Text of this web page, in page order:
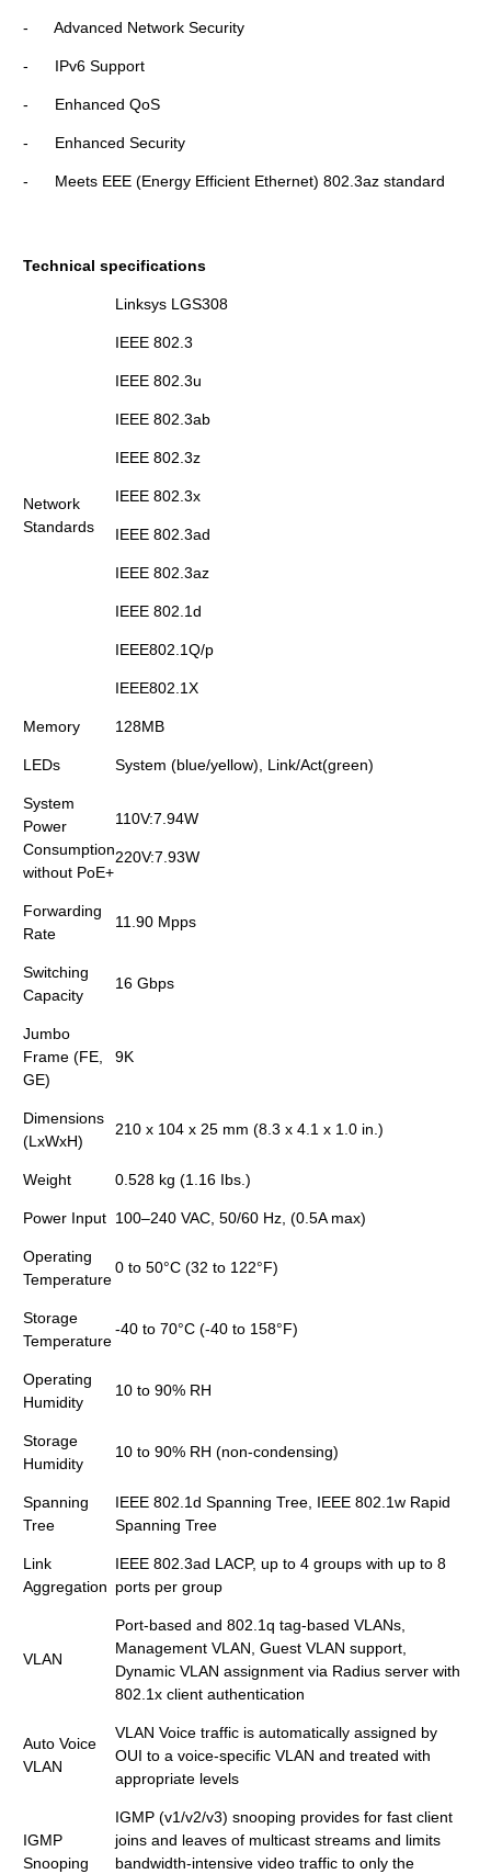
- Advanced Network Security
- IPv6 Support
- Enhanced QoS
- Enhanced Security
- Meets EEE (Energy Efficient Ethernet) 802.3az standard
Technical specifications
Linksys LGS308
Network
Standards
IEEE 802.3
IEEE 802.3u
IEEE 802.3ab
IEEE 802.3z
IEEE 802.3x
IEEE 802.3ad
IEEE 802.3az
IEEE 802.1d
IEEE802.1Q/p
IEEE802.1X
Memory 128MB
LEDs System (blue/yellow), Link/Act(green)
System
Power
Consumption
without PoE+
110V:7.94W
220V:7.93W
Forwarding
Rate
11.90 Mpps
Switching
Capacity
16 Gbps
Jumbo
Frame (FE,
GE)
9K
Dimensions
(LxWxH)
210 x 104 x 25 mm (8.3 x 4.1 x 1.0 in.)
Weight 0.528 kg (1.16 Ibs.)
Power Input 100–240 VAC, 50/60 Hz, (0.5A max)
Operating
Temperature
0 to 50°C (32 to 122°F)
Storage
Temperature
-40 to 70°C (-40 to 158°F)
Operating
Humidity
10 to 90% RH
Storage
Humidity
10 to 90% RH (non-condensing)
Spanning
Tree
IEEE 802.1d Spanning Tree, IEEE 802.1w Rapid
Spanning Tree
Link
Aggregation
IEEE 802.3ad LACP, up to 4 groups with up to 8
ports per group
VLAN
Port-based and 802.1q tag-based VLANs,
Management VLAN, Guest VLAN support,
Dynamic VLAN assignment via Radius server with
802.1x client authentication
Auto Voice
VLAN
VLAN Voice traffic is automatically assigned by
OUI to a voice-specific VLAN and treated with
appropriate levels
IGMP
Snooping
IGMP (v1/v2/v3) snooping provides for fast client
joins and leaves of multicast streams and limits
bandwidth-intensive video traffic to only the